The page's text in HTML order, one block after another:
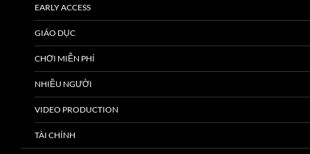
EARLY ACCESS
GIÁO DỤC
CHƠI MIỄN PHÍ
NHIỀU NGƯỜI
VIDEO PRODUCTION
TÀI CHÍNH